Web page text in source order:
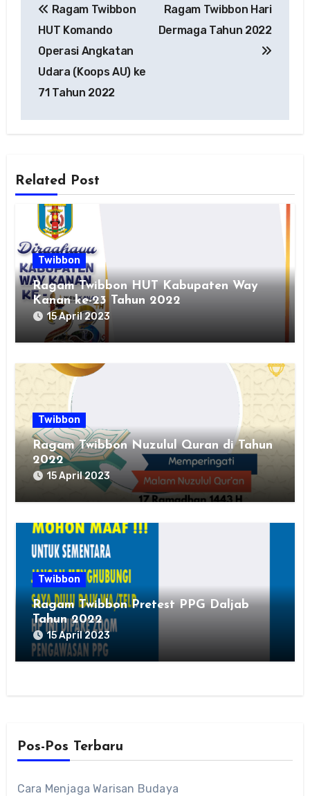
pos
Ragam Twibbon
HUT Komando
Operasi Angkatan
Udara (Koops AU) ke
71 Tahun 2022
Ragam Twibbon Hari
Dermaga Tahun 2022
Related Post
Twibbon
Ragam Twibbon HUT Kabupaten Way
Kanan ke-23 Tahun 2022
15 April 2023
Twibbon
Ragam Twibbon Nuzulul Quran di Tahun
2022
15 April 2023
Twibbon
Ragam Twibbon Pretest PPG Daljab
Tahun 2022
15 April 2023
Pos-Pos Terbaru
Cara Menjaga Warisan Budaya